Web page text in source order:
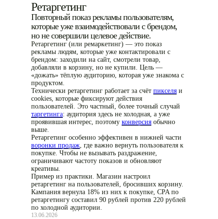
Ретаргетинг
Повторный показ рекламы пользователям,
которые уже взаимодействовали с брендом,
но не совершили целевое действие.
Ретаргетинг (или ремаркетинг) — это показ
рекламы людям, которые уже контактировали с
брендом: заходили на сайт, смотрели товар,
добавляли в корзину, но не купили. Цель —
«дожать» тёплую аудиторию, которая уже знакома с
продуктом.
Технически ретаргетинг работает за счёт пикселя и
cookies, которые фиксируют действия
пользователей. Это частный, более точный случай
таргетинга: аудитория здесь не холодная, а уже
проявившая интерес, поэтому конверсия обычно
выше.
Ретаргетинг особенно эффективен в нижней части
воронки продаж, где важно вернуть пользователя к
покупке. Чтобы не вызывать раздражение,
ограничивают частоту показов и обновляют
креативы.
Пример из практики. Магазин настроил
ретаргетинг на пользователей, бросивших корзину.
Кампания вернула 18% из них к покупке, CPA по
ретаргетингу составил 90 рублей против 220 рублей
по холодной аудитории.
13.06.2026